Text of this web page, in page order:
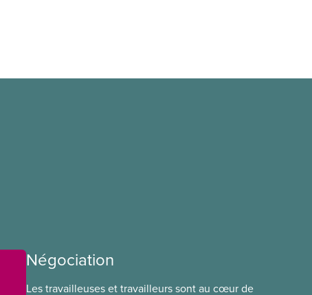
Négociation
Les travailleuses et travailleurs sont au cœur de